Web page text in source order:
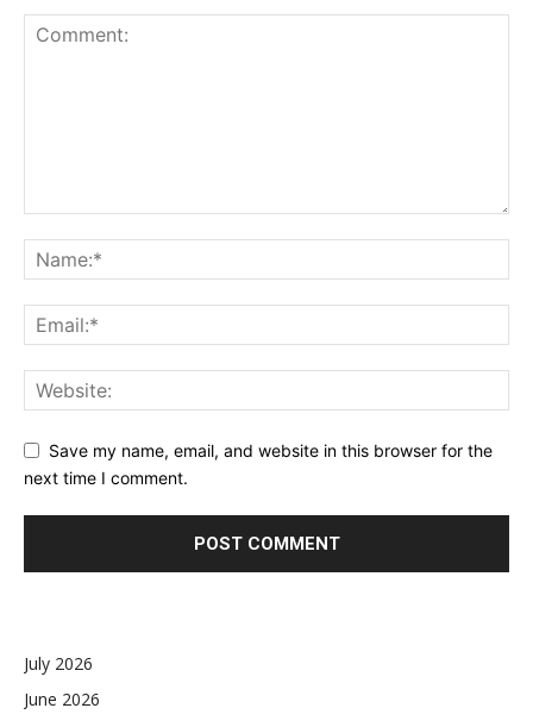
Save my name, email, and website in this browser for the
next time I comment.
July 2026
June 2026